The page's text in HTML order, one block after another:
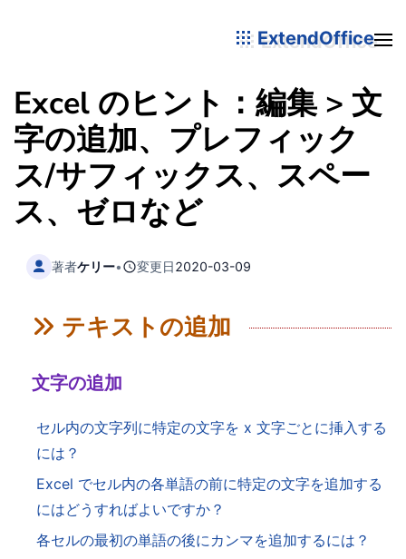
ExtendOffice
Excel のヒント：編集 > 文
字の追加、プレフィック
ス/サフィックス、スペー
ス、ゼロなど
著者ケリー• 変更日2020-03-09
テキストの追加
文字の追加
セル内の文字列に特定の文字を x 文字ごとに挿入する
には？
Excel でセル内の各単語の前に特定の文字を追加する
にはどうすればよいですか？
各セルの最初の単語の後にカンマを追加するには？